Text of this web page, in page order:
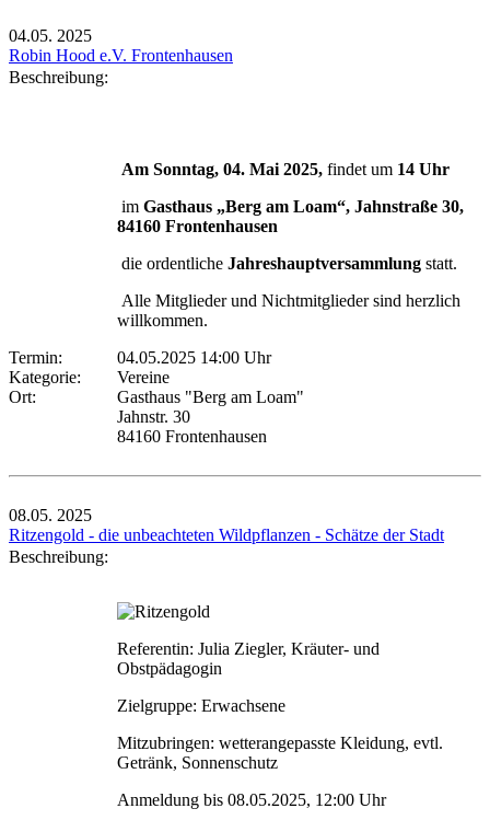
04.05. 2025
Robin Hood e.V. Frontenhausen
Beschreibung:
Am Sonntag, 04. Mai 2025, findet um 14 Uhr
im Gasthaus „Berg am Loam“, Jahnstraße 30,
84160 Frontenhausen
die ordentliche Jahreshauptversammlung statt.
Alle Mitglieder und Nichtmitglieder sind herzlich
willkommen.
Termin:
04.05.2025 14:00 Uhr
Kategorie:
Vereine
Ort:
Gasthaus "Berg am Loam"
Jahnstr. 30
84160 Frontenhausen
08.05. 2025
Ritzengold - die unbeachteten Wildpflanzen - Schätze der Stadt
Beschreibung:
Referentin: Julia Ziegler, Kräuter- und
Obstpädagogin
Zielgruppe: Erwachsene
Mitzubringen: wetterangepasste Kleidung, evtl.
Getränk, Sonnenschutz
Anmeldung bis 08.05.2025, 12:00 Uhr